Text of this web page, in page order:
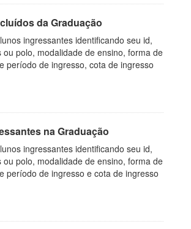
da Graduação
ingressantes identificando seu id,
ou polo, modalidade de ensino, forma de
período de ingresso, cota de ingresso
na Graduação
ingressantes identificando seu id,
ou polo, modalidade de ensino, forma de
período de ingresso e cota de ingresso